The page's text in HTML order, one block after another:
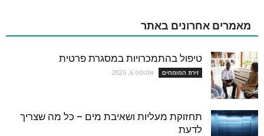
מאמרים אחרונים באתר
טיפול בהתמכרויות במסגרת פרטית
זירת המומחים אוגוסט 6, 2026
תחזוקת מעליות ושאיבת מים – כל מה שצריך
לדעת